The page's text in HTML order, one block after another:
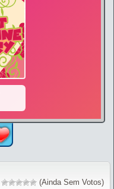
(Ainda Sem Votos)